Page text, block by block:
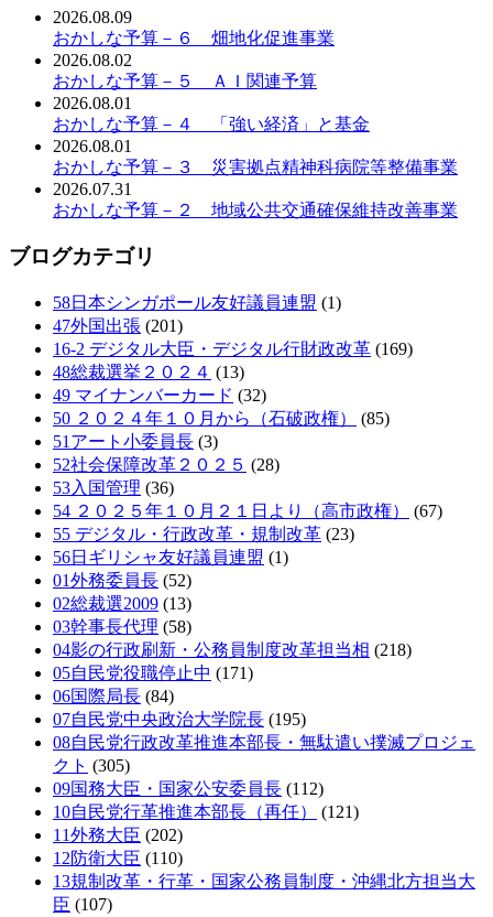
2026.08.09
おかしな予算－６ 畑地化促進事業
2026.08.02
おかしな予算－５ ＡＩ関連予算
2026.08.01
おかしな予算－４ 「強い経済」と基金
2026.08.01
おかしな予算－３ 災害拠点精神科病院等整備事業
2026.07.31
おかしな予算－２ 地域公共交通確保維持改善事業
ブログカテゴリ
58日本シンガポール友好議員連盟 (1)
47外国出張 (201)
16-2 デジタル大臣・デジタル行財政改革 (169)
48総裁選挙２０２４ (13)
49 マイナンバーカード (32)
50 ２０２４年１０月から（石破政権）
(85)
51アート小委員長 (3)
52社会保障改革２０２５ (28)
53入国管理 (36)
54 ２０２５年１０月２１日より（高市政権）
(67)
55 デジタル・行政改革・規制改革 (23)
56日ギリシャ友好議員連盟 (1)
01外務委員長 (52)
02総裁選2009 (13)
03幹事長代理 (58)
04影の行政刷新・公務員制度改革担当相 (218)
05自民党役職停止中 (171)
06国際局長 (84)
07自民党中央政治大学院長 (195)
08自民党行政改革推進本部長・無駄遣い撲滅プロジェ
クト (305)
09国務大臣・国家公安委員長 (112)
10自民党行革推進本部長（再任）
(121)
11外務大臣 (202)
12防衛大臣 (110)
13規制改革・行革・国家公務員制度・沖縄北方担当大
臣 (107)